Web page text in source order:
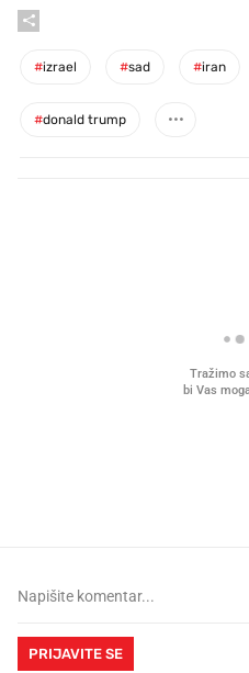
#izrael #sad #iran
#donald trump
PRIJAVITE SE